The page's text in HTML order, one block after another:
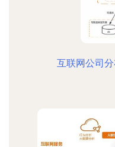
互联网公司